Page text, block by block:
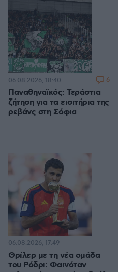
Παναθηναϊκός: Τεράστια
ζήτηση για τα εισιτήρια της
ρεβάνς στη Σόφια
06.08.2026, 18:40 6
Θρίλερ με τη νέα ομάδα
του Ρόδρι: Φαινόταν
06.08.2026, 17:49